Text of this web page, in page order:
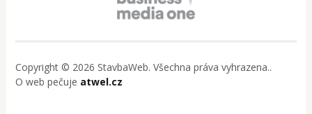
Copyright © 2026 StavbaWeb. Všechna práva vyhrazena..
O web pečuje atwel.cz